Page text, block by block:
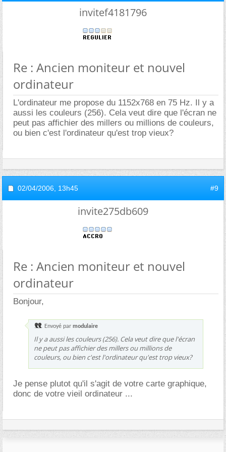
invitef4181796
Re : Ancien moniteur et nouvel
ordinateur
L'ordinateur me propose du 1152x768 en 75 Hz. Il y a
aussi les couleurs (256). Cela veut dire que l'écran ne
peut pas affichier des millers ou millions de couleurs,
ou bien c'est l'ordinateur qu'est trop vieux?
02/04/2006, 13h45 #9
invite275db609
Re : Ancien moniteur et nouvel
ordinateur
Bonjour,
Envoyé par modulaire
Il y a aussi les couleurs (256). Cela veut dire que l'écran
ne peut pas affichier des millers ou millions de
couleurs, ou bien c'est l'ordinateur qu'est trop vieux?
Je pense plutot qu'il s'agit de votre carte graphique,
donc de votre vieil ordinateur ...